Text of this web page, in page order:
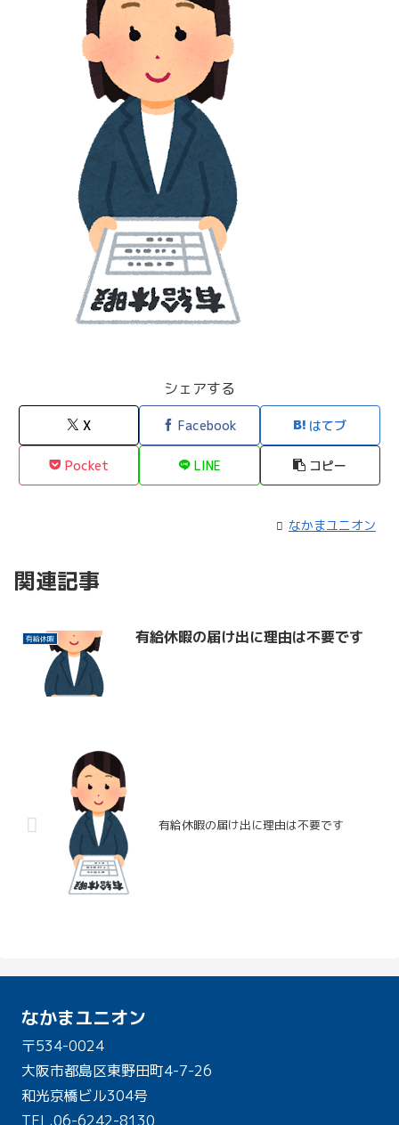
シェアする
X Facebook はてブ
Pocket LINE コピー
なかまユニオン
関連記事
有給休暇 有給休暇の届け出に理由は不要です
有給休暇の届け出に理由は不要です
なかまユニオン
〒534-0024
大阪市都島区東野田町4-7-26
和光京橋ビル304号
TEL.06-6242-8130